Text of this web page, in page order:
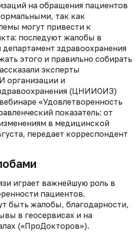
на обращения пациентов
так как
могут привести к
последуют жалобы в
здравоохранения
этого и правильно собирать
эксперты
организации и
(ЦНИИОИЗ)
«Удовлетворенность
показатель: от
в медицинской
передает корреспондент
играет важнейшую роль в
пациентов.
быть жалобы, благодарности,
в геосервисах и на
(«ПроДокторов»).